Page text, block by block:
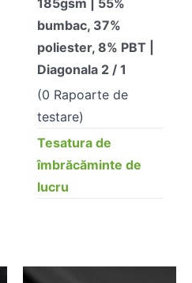
185gsm | 55%
bumbac, 37%
poliester, 8% PBT |
Diagonala 2 / 1
(0 Rapoarte de
testare)
Tesatura de
îmbrăcăminte de
lucru